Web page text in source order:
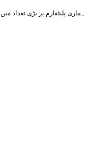
ہماری پلیٹفارم پر بڑی